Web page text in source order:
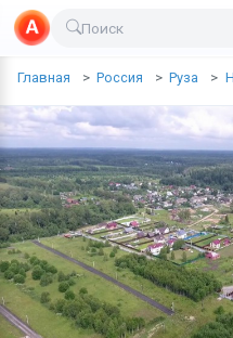
Поиск
Главная Россия Руза
Доставка еды
Транспорт
Недвижимость
Услуги
Личные вещи
Одежда и обувь
Электроника